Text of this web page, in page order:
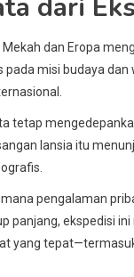
dari
dan Eropa
misi budaya
tetap
lansia itu
pengalaman
panjang, ekspedisi
yang